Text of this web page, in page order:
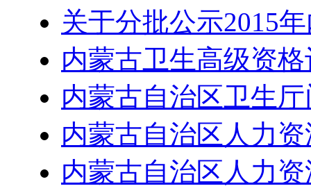
关于分批公示2015
内蒙古卫生高级资
内蒙古自治区卫生
内蒙古自治区人力
内蒙古自治区人力